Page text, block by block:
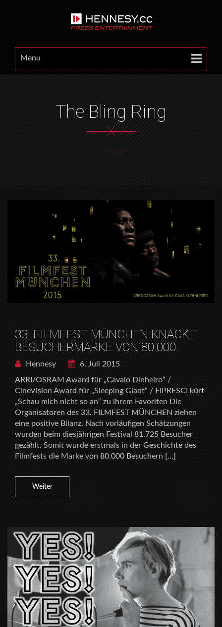
Menu
The Bling Ring
X
HOME
33. FILMFEST MÜNCHEN KNACKT
BESUCHERMARKE VON 80.000
Hennesy
6. Juli 2015
ARRI/OSRAM Award für „Cavalo Dinheiro“ /
CineVision Award für „Sleeping Giant“ / FIPRESCI kürt
„Schau mich nicht so an“ zu ihrem Favoriten Die
Organisatoren des 33. FILMFEST MÜNCHEN ziehen
eine positive Bilanz. Nach vorläufigen Schätzungen
wurden beim diesjährigen Festival 81.725 Besucher
gezählt. Somit wurde erstmals in der Geschichte des
Filmfests die Marke von 80.000 Besuchern […]
Weiter